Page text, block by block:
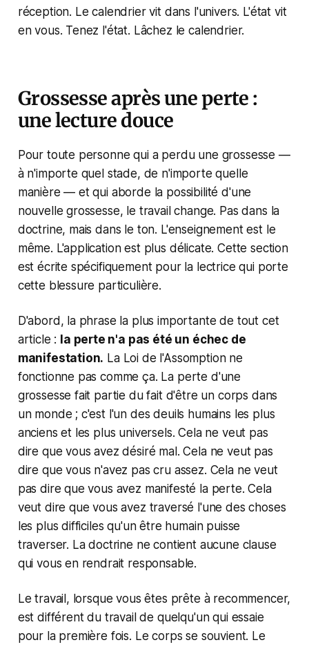
réception. Le calendrier vit dans l'univers. L'état vit
en vous. Tenez l'état. Lâchez le calendrier.
Grossesse après une perte :
une lecture douce
Pour toute personne qui a perdu une grossesse —
à n'importe quel stade, de n'importe quelle
manière — et qui aborde la possibilité d'une
nouvelle grossesse, le travail change. Pas dans la
doctrine, mais dans le ton. L'enseignement est le
même. L'application est plus délicate. Cette section
est écrite spécifiquement pour la lectrice qui porte
cette blessure particulière.
D'abord, la phrase la plus importante de tout cet
article : la perte n'a pas été un échec de
manifestation. La Loi de l'Assomption ne
fonctionne pas comme ça. La perte d'une
grossesse fait partie du fait d'être un corps dans
un monde ; c'est l'un des deuils humains les plus
anciens et les plus universels. Cela ne veut pas
dire que vous avez désiré mal. Cela ne veut pas
dire que vous n'avez pas cru assez. Cela ne veut
pas dire que vous avez manifesté la perte. Cela
veut dire que vous avez traversé l'une des choses
les plus difficiles qu'un être humain puisse
traverser. La doctrine ne contient aucune clause
qui vous en rendrait responsable.
Le travail, lorsque vous êtes prête à recommencer,
est différent du travail de quelqu'un qui essaie
pour la première fois. Le corps se souvient. Le